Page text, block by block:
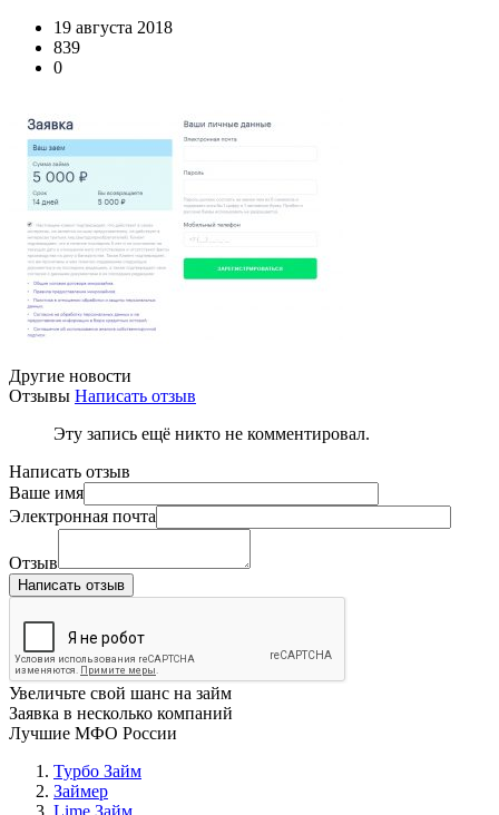
19 августа 2018
839
0
Другие новости
Отзывы Написать отзыв
Эту запись ещё никто не комментировал.
Написать отзыв
Ваше имя
Электронная почта
Отзыв
Написать отзыв
Увеличьте свой шанс на займ
Заявка в несколько компаний
Лучшие МФО России
Турбо Займ
Займер
Lime Займ